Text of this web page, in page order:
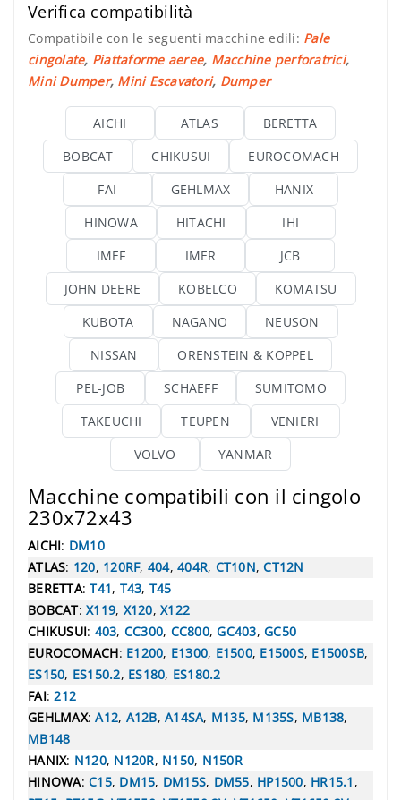
Verifica compatibilità
Compatibile con le seguenti macchine edili: Pale
cingolate, Piattaforme aeree, Macchine perforatrici,
Mini Dumper, Mini Escavatori, Dumper
AICHI ATLAS
BERETTA
BOBCAT
CHIKUSUI
EUROCOMACH
FAI
GEHLMAX
HANIX
HINOWA
HITACHI
IHI
IMEF
IMER
JCB
JOHN DEERE
KOBELCO
KOMATSU
KUBOTA
NAGANO
NEUSON
NISSAN
ORENSTEIN & KOPPEL
PEL-JOB
SCHAEFF
SUMITOMO
TAKEUCHI
TEUPEN
VENIERI
VOLVO
YANMAR
Macchine compatibili con il cingolo
230x72x43
AICHI: DM10
ATLAS: 120, 120RF, 404, 404R, CT10N,CT12N
BERETTA:T41, T43, T45
BOBCAT: X119, X120, X122
CHIKUSUI: 403, CC300, CC800,GC403, GC50
EUROCOMACH: E1200, E1300, E1500, E1500S, E1500SB,
ES150, ES150.2, ES180, ES180.2
FAI:212
GEHLMAX:A12, A12B, A14SA, M135, M135S, MB138,
MB148
HANIX: N120, N120R, N150, N150R
HINOWA: C15, DM15, DM15S, DM55, HP1500, HR15.1 ,